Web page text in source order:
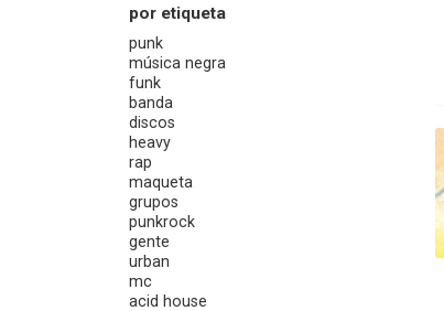
por etiqueta
punk
música negra
funk
banda
discos
heavy
rap
maqueta
grupos
punkrock
gente
urban
mc
acid house